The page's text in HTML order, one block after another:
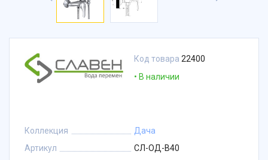
Код товара 22400
В наличии
Коллекция
Дача
Артикул
СЛ-ОД-В40